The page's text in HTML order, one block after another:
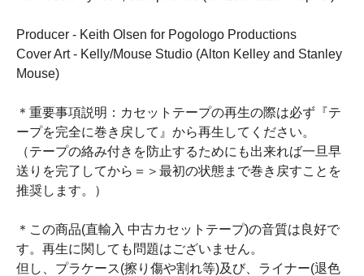
Producer - Keith Olsen for Pogologo Productions
Cover Art - Kelly/Mouse Studio (Alton Kelley and Stanley
Mouse)
＊重要事項説明：カセットテープの再生の際は必ず『テ
ープを完全に巻き戻して』から再生してください。
（テープの絡み付きを防止するためにも出来れば一旦早
送りを完了してから＝＞最初の状態まで巻き戻すことを
推奨します。）
＊この商品(直輸入 中古カセットテープ)の音質は良好で
す。再生に関しても問題はございません。
但し、プラケース(擦り傷や割れ等)及び、ライナー(退色